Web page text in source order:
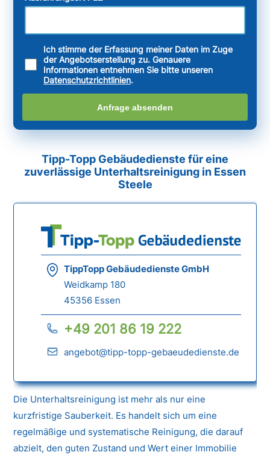
Ich stimme der Erfassung meiner Daten im Zuge
der Angebotserstellung zu. Genauere
Informationen entnehmen Sie bitte unseren
Datenschutzrichtlinien.
Anfrage absenden
Tipp-Topp Gebäudedienste für eine
zuverlässige Unterhaltsreinigung in Essen
Steele
TippTopp Gebäudedienste GmbH
Weidkamp 180
45356 Essen
+49 201 86 19 222
angebot@tipp-topp-gebaeudedienste.de
Die Unterhaltsreinigung ist mehr als nur eine
kurzfristige Sauberkeit. Es handelt sich um eine
regelmäßige und systematische Reinigung, die darauf
abzielt, den guten Zustand und Wert einer Immobilie